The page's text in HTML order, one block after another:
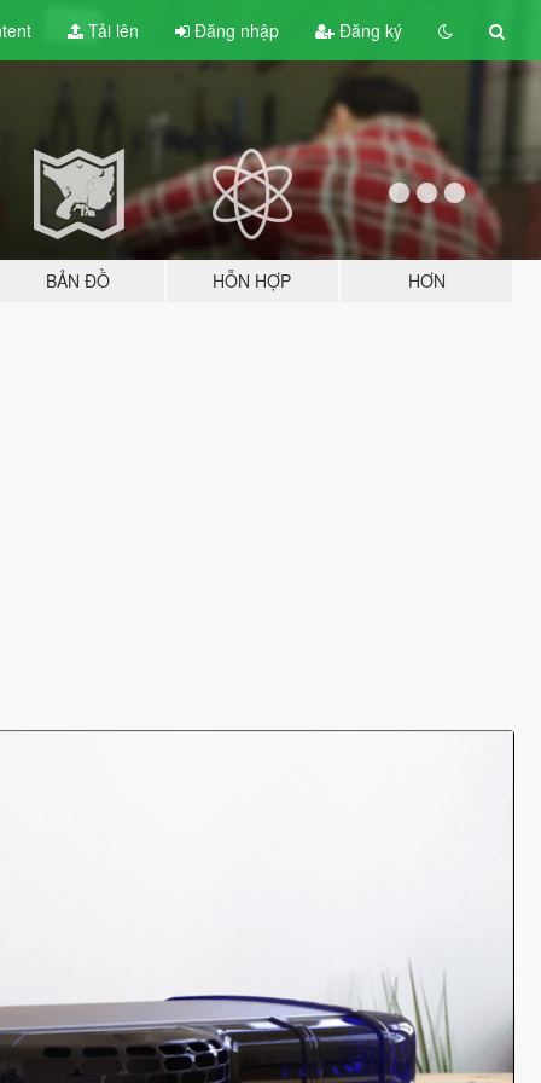
Tải lên Đăng nhập Đăng ký
BẢN ĐỒ HỖN HỢP HƠN